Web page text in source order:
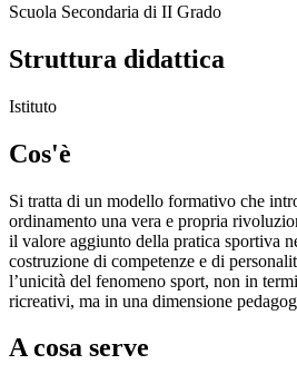
Scuola Secondaria di II Grado
Struttura didattica
Istituto
Cos'è
Si tratta di un modello formativo che
ordinamento una vera e propria
il valore aggiunto della pratica sportiva
costruzione di competenze e di
l’unicità del fenomeno sport, non in
ricreativi, ma in una dimensione
A cosa serve